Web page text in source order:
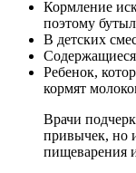
Кормление
поэтому
В детских
Ребенок,
кормят
Врачи
привычек, но
пищеварения